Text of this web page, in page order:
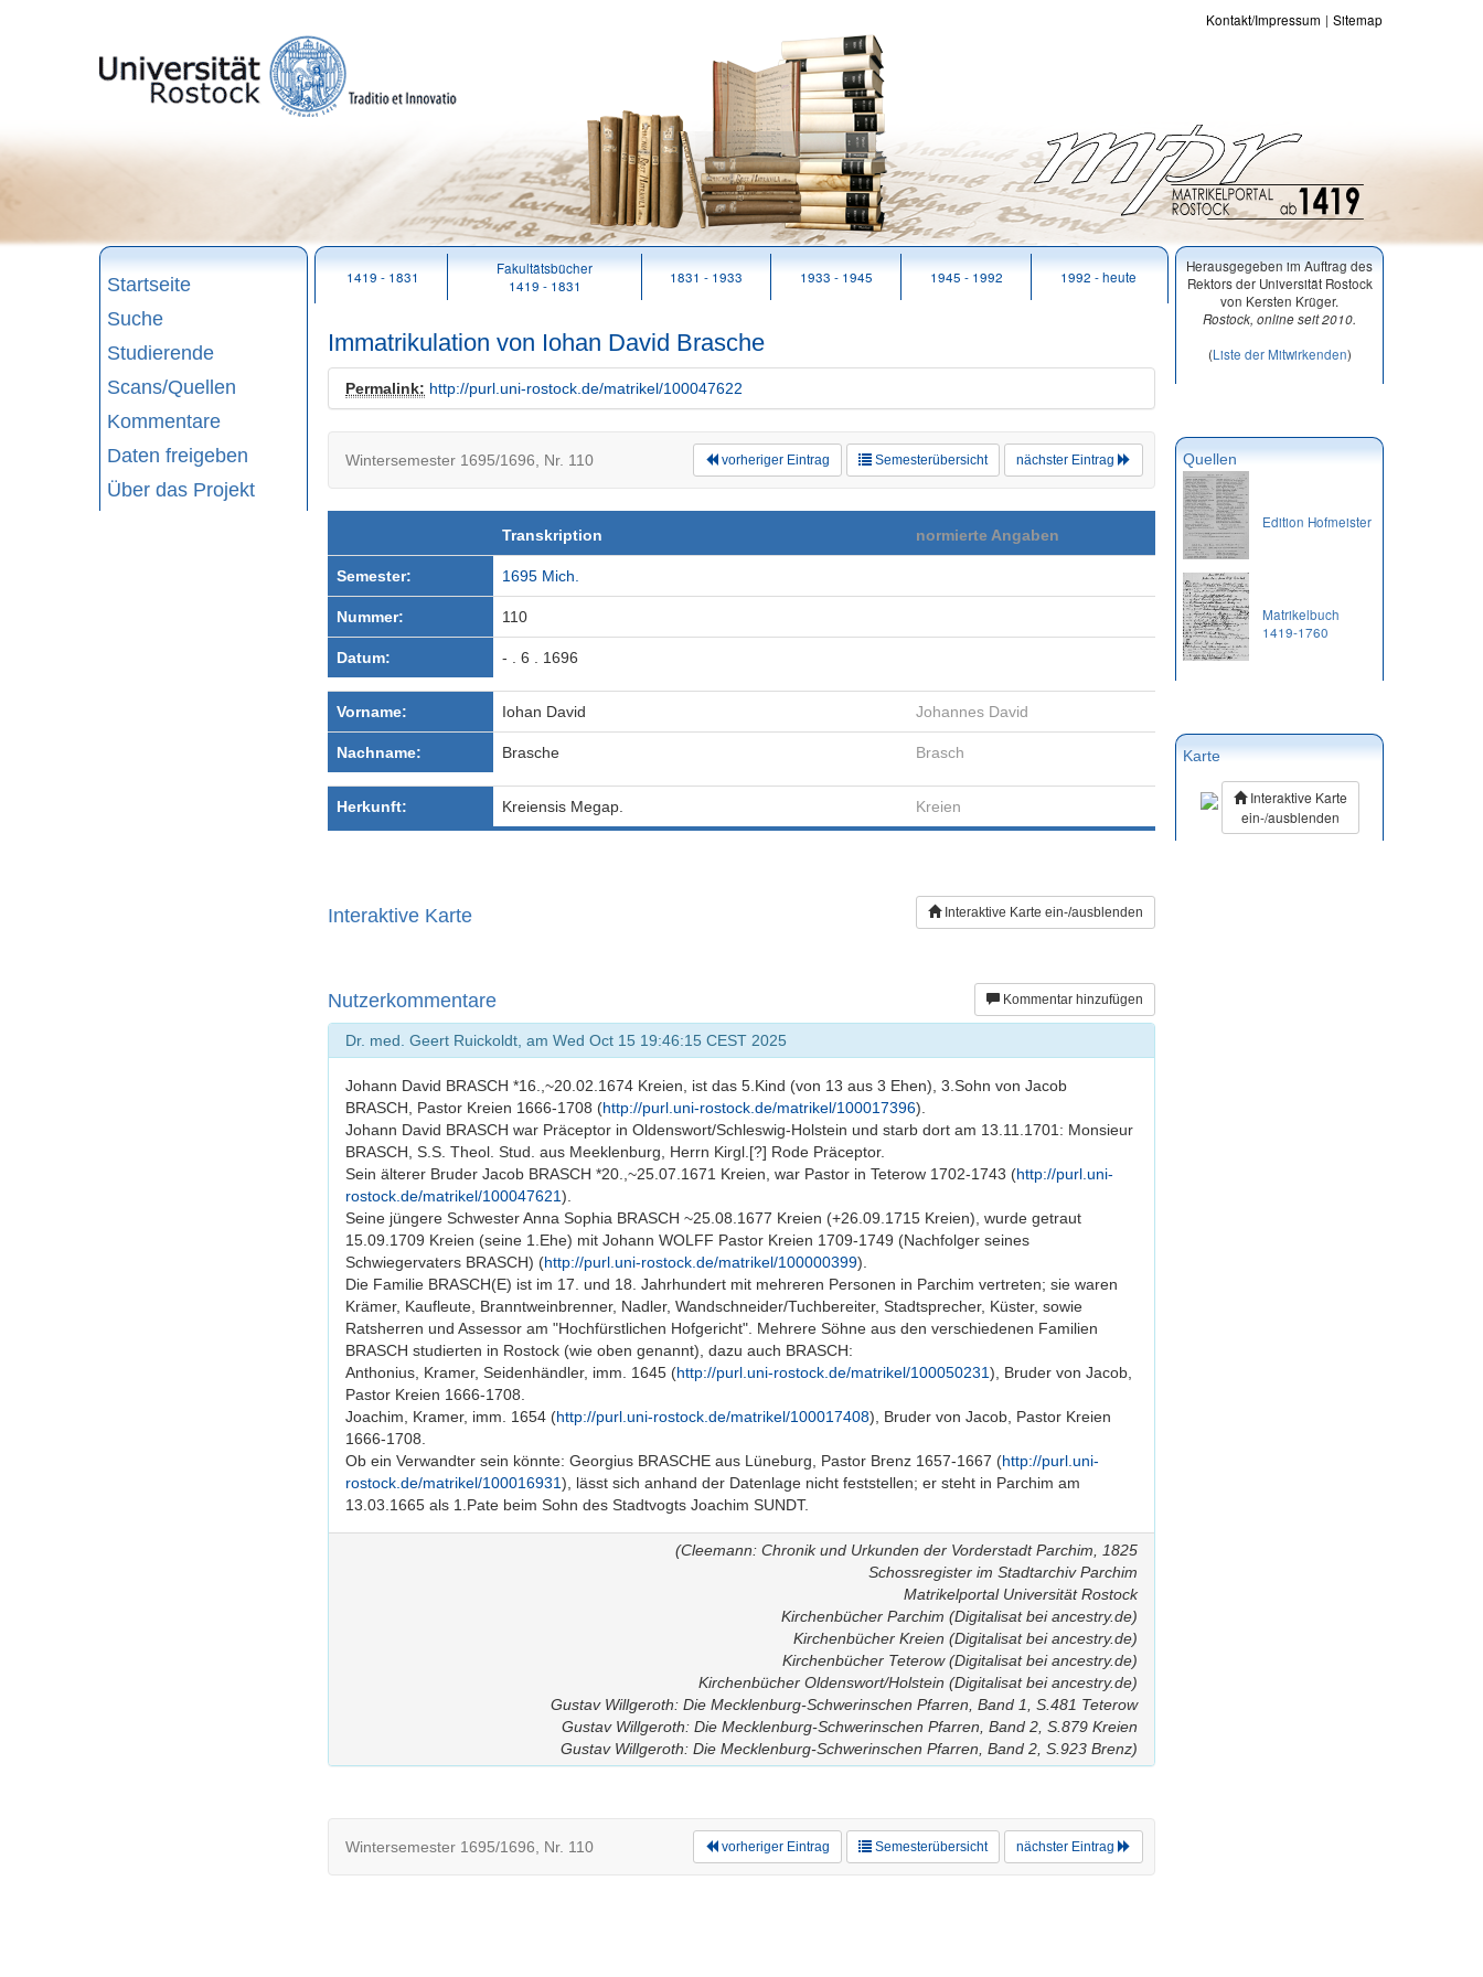
Kontakt/Impressum Sitemap
Startseite
Suche
Studierende
Scans/Quellen
Kommentare
Daten freigeben
Über das Projekt
1419 - 1831
Fakultätsbücher
1419 - 1831
1831 - 1933 1933 - 1945 1945 - 1992 1992 - heute
Immatrikulation von Iohan David Brasche
Permalink: http://purl.uni-rostock.de/matrikel/100047622
Wintersemester 1695/1696, Nr. 110 vorheriger Eintrag Semesterübersicht nächster Eintrag
Transkription normierte Angaben
Semester: 1695 Mich.
Nummer: 110
Datum: - . 6 . 1696
Vorname: Iohan David Johannes David
Nachname: Brasche Brasch
Herkunft: Kreiensis Megap. Kreien
Interaktive Karte ein-/ausblenden
Interaktive Karte
Kommentar hinzufügen
Nutzerkommentare
Dr. med. Geert Ruickoldt, am Wed Oct 15 19:46:15 CEST 2025
Johann David BRASCH *16.,~20.02.1674 Kreien, ist das 5.Kind (von 13 aus 3 Ehen), 3.Sohn von Jacob
BRASCH, Pastor Kreien 1666-1708 (http://purl.uni-rostock.de/matrikel/100017396).
Johann David BRASCH war Präceptor in Oldenswort/Schleswig-Holstein und starb dort am 13.11.1701: Monsieur
BRASCH, S.S. Theol. Stud. aus Meeklenburg, Herrn Kirgl.[?] Rode Präceptor.
Sein älterer Bruder Jacob BRASCH *20.,~25.07.1671 Kreien, war Pastor in Teterow 1702-1743 (http://purl.uni-
rostock.de/matrikel/100047621).
Seine jüngere Schwester Anna Sophia BRASCH ~25.08.1677 Kreien (+26.09.1715 Kreien), wurde getraut
15.09.1709 Kreien (seine 1.Ehe) mit Johann WOLFF Pastor Kreien 1709-1749 (Nachfolger seines
Schwiegervaters BRASCH) (http://purl.uni-rostock.de/matrikel/100000399).
Die Familie BRASCH(E) ist im 17. und 18. Jahrhundert mit mehreren Personen in Parchim vertreten; sie waren
Krämer, Kaufleute, Branntweinbrenner, Nadler, Wandschneider/Tuchbereiter, Stadtsprecher, Küster, sowie
Ratsherren und Assessor am "Hochfürstlichen Hofgericht". Mehrere Söhne aus den verschiedenen Familien
BRASCH studierten in Rostock (wie oben genannt), dazu auch BRASCH:
Anthonius, Kramer, Seidenhändler, imm. 1645 (http://purl.uni-rostock.de/matrikel/100050231), Bruder von Jacob,
Pastor Kreien 1666-1708.
Joachim, Kramer, imm. 1654 (http://purl.uni-rostock.de/matrikel/100017408), Bruder von Jacob, Pastor Kreien
1666-1708.
Ob ein Verwandter sein könnte: Georgius BRASCHE aus Lüneburg, Pastor Brenz 1657-1667 (http://purl.uni-
rostock.de/matrikel/100016931), lässt sich anhand der Datenlage nicht feststellen; er steht in Parchim am
13.03.1665 als 1.Pate beim Sohn des Stadtvogts Joachim SUNDT.
(Cleemann: Chronik und Urkunden der Vorderstadt Parchim, 1825
Schossregister im Stadtarchiv Parchim
Matrikelportal Universität Rostock
Kirchenbücher Parchim (Digitalisat bei ancestry.de)
Kirchenbücher Kreien (Digitalisat bei ancestry.de)
Kirchenbücher Teterow (Digitalisat bei ancestry.de)
Kirchenbücher Oldenswort/Holstein (Digitalisat bei ancestry.de)
Gustav Willgeroth: Die Mecklenburg-Schwerinschen Pfarren, Band 1, S.481 Teterow
Gustav Willgeroth: Die Mecklenburg-Schwerinschen Pfarren, Band 2, S.879 Kreien
Gustav Willgeroth: Die Mecklenburg-Schwerinschen Pfarren, Band 2, S.923 Brenz)
Wintersemester 1695/1696, Nr. 110 vorheriger Eintrag Semesterübersicht nächster Eintrag
Herausgegeben im Auftrag des
Rektors der Universität Rostock
von Kersten Krüger.
Rostock, online seit 2010.
(Liste der Mitwirkenden)
Quellen
Edition Hofmeister
Matrikelbuch
1419-1760
Karte
Interaktive Karte
ein-/ausblenden